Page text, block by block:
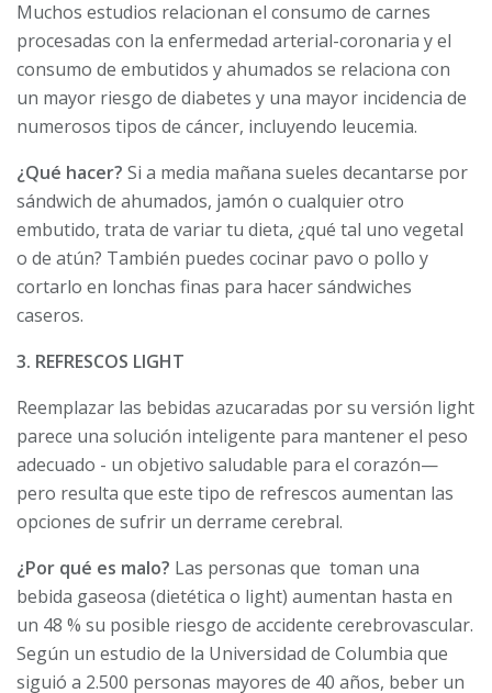
Muchos estudios relacionan el consumo de carnes
procesadas con la enfermedad arterial-coronaria y el
consumo de embutidos y ahumados se relaciona con
un mayor riesgo de diabetes y una mayor incidencia de
numerosos tipos de cáncer, incluyendo leucemia.
¿Qué hacer? Si a media mañana sueles decantarse por
sándwich de ahumados, jamón o cualquier otro
embutido, trata de variar tu dieta, ¿qué tal uno vegetal
o de atún? También puedes cocinar pavo o pollo y
cortarlo en lonchas finas para hacer sándwiches
caseros.
3. REFRESCOS LIGHT
Reemplazar las bebidas azucaradas por su versión light
parece una solución inteligente para mantener el peso
adecuado - un objetivo saludable para el corazón—
pero resulta que este tipo de refrescos aumentan las
opciones de sufrir un derrame cerebral.
¿Por qué es malo? Las personas que toman una
bebida gaseosa (dietética o light) aumentan hasta en
un 48 % su posible riesgo de accidente cerebrovascular.
Según un estudio de la Universidad de Columbia que
siguió a 2.500 personas mayores de 40 años, beber un